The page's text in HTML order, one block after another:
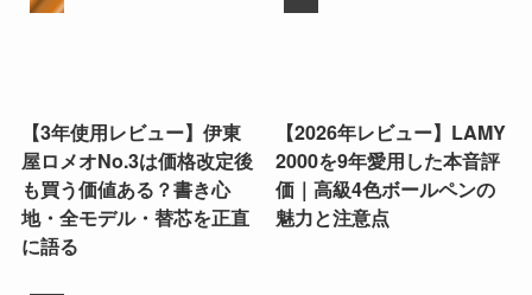
【3年使用レビュー】伊東
屋ロメオNo.3は価格改定後
も買う価値ある？書き心
地・全モデル・替芯を正直
に語る
【2026年レビュー】LAMY
2000を9年愛用した本音評
価｜高級4色ボールペンの
魅力と注意点